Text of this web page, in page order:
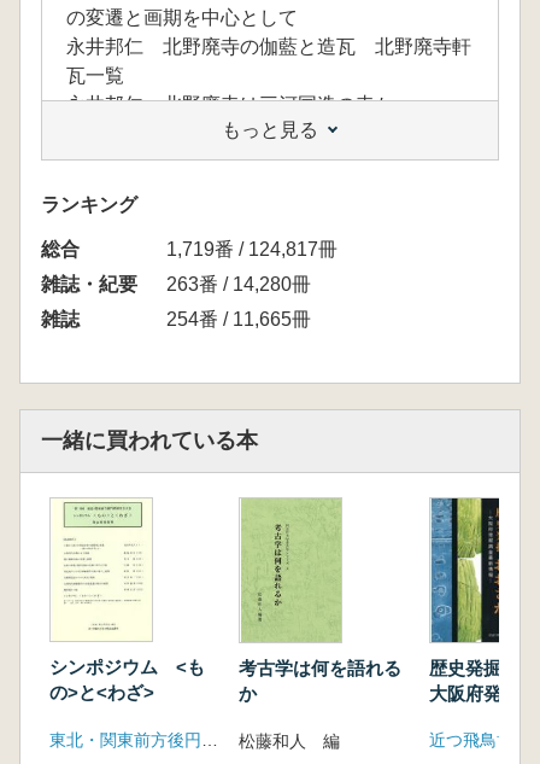
の変遷と画期を中心として
永井邦仁 北野廃寺の伽藍と造瓦 北野廃寺軒
瓦一覧
永井邦仁 北野廃寺は三河国造の寺か
石原憲人 西三河における古墳時代後期の集落
遺跡 集落の消長を中心に
早野浩二 三河国碧海郡域の渡来系遺構・遺物
と渡来系集団の動向
もっと見る
ランキング
総合
1,719番 / 124,817冊
雑誌・紀要
263番 / 14,280冊
雑誌
254番 / 11,665冊
一緒に買われている本
シンポジウム <も
の>と<わざ>
考古学は何を語れる
か
松藤和人 編
歴史発掘お
大阪府発掘
近つ飛鳥博物